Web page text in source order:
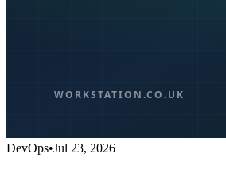
DevOps•Jul 23, 2026